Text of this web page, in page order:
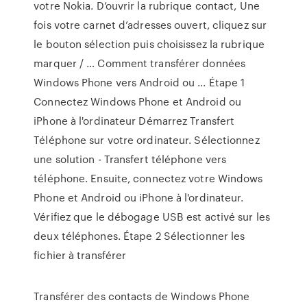
votre Nokia. D’ouvrir la rubrique contact, Une
fois votre carnet d’adresses ouvert, cliquez sur
le bouton sélection puis choisissez la rubrique
marquer / … Comment transférer données
Windows Phone vers Android ou ... Étape 1
Connectez Windows Phone et Android ou
iPhone à l'ordinateur Démarrez Transfert
Téléphone sur votre ordinateur. Sélectionnez
une solution - Transfert téléphone vers
téléphone. Ensuite, connectez votre Windows
Phone et Android ou iPhone à l'ordinateur.
Vérifiez que le débogage USB est activé sur les
deux téléphones. Étape 2 Sélectionner les
fichier à transférer
Transférer des contacts de Windows Phone